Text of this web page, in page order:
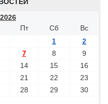
2026
Пт Сб
Вс
1
2
7 8
9
14 15
16
21 22
23
28 29
30